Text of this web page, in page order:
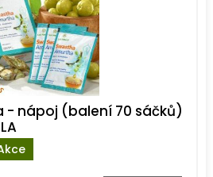
- nápoj (balení 70 sáčků)